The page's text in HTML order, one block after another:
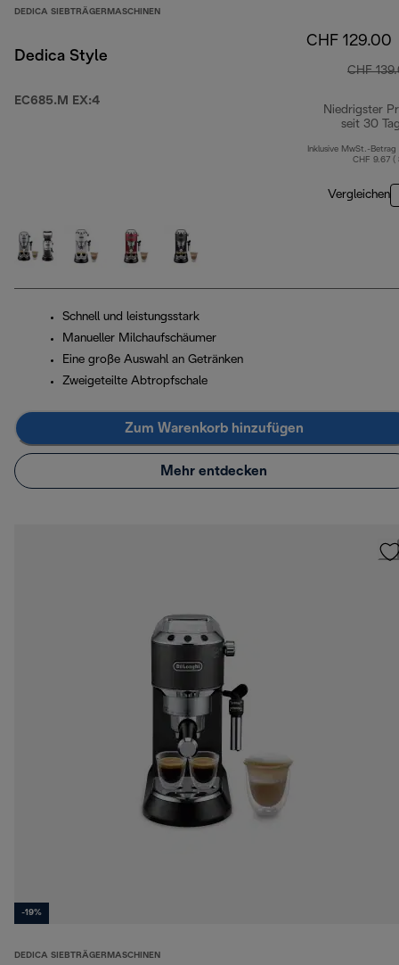
DEDICA SIEBTRÄGERMASCHINEN
Dedica Style
EC685.M EX:4
CHF 129.00
CHF
Niedrigster
seit 30
Inklusive MwSt.-Betrag
CHF 9.67 (
Vergleichen
Schnell und leistungsstark
Manueller Milchaufschäumer
Eine große Auswahl an Getränken
Zweigeteilte Abtropfschale
Zum Warenkorb hinzufügen
Mehr entdecken
-19%
DEDICA SIEBTRÄGERMASCHINEN